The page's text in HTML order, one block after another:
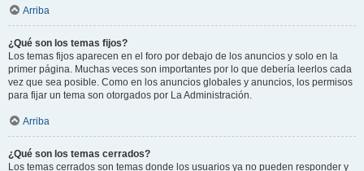
Arriba
¿Qué son los temas fijos?
Los temas fijos aparecen en el foro por debajo de los anuncios y solo en la
primer página. Muchas veces son importantes por lo que debería leerlos cada
vez que sea posible. Como en los anuncios globales y anuncios, los permisos
para fijar un tema son otorgados por La Administración.
Arriba
¿Qué son los temas cerrados?
Los temas cerrados son temas donde los usuarios ya no pueden responder y